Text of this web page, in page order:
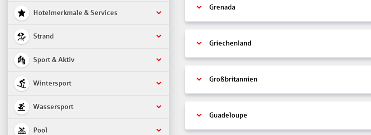
Hotelmerkmale & Services
Strand
Sport & Aktiv
Wintersport
Wassersport
Pool
Grenada
Griechenland
Großbritannien
Guadeloupe